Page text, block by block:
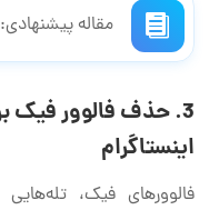
مقاله
3. حذف فالوور فیک
اینستاگرام
فالوورهای فیک،